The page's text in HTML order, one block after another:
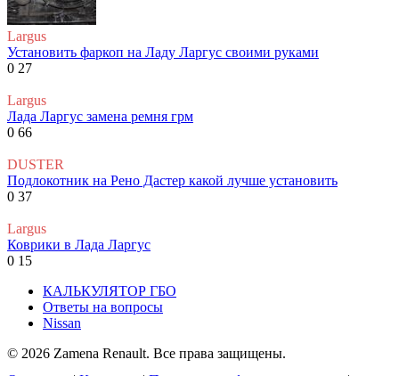
Largus
Установить фаркоп на Ладу Ларгус своими руками
0 27
Largus
Лада Ларгус замена ремня грм
0 66
DUSTER
Подлокотник на Рено Дастер какой лучше установить
0 37
Largus
Коврики в Лада Ларгус
0 15
КАЛЬКУЛЯТОР ГБО
Ответы на вопросы
Nissan
© 2026 Zamena Renault. Все права защищены.